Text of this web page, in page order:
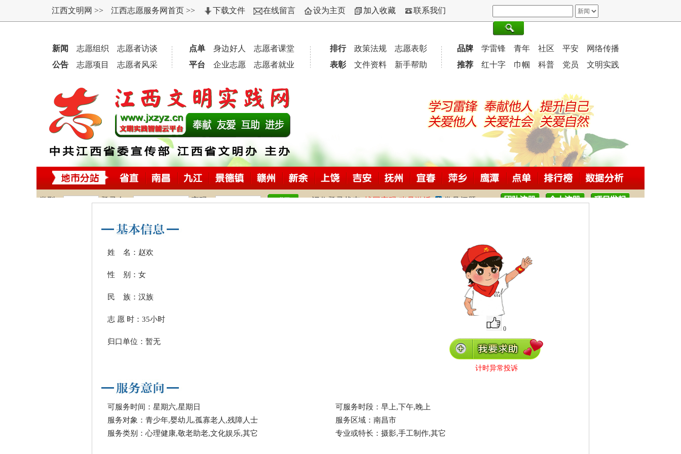
姓 名：赵欢
0
计时异常投诉
性 别：女
民 族：汉族
志 愿 时：35小时
归口单位：暂无
可服务时间：星期六,星期日
可服务时段：早上,下午,晚上
服务对象：青少年,婴幼儿,孤寡老人,残障人士
服务区域：南昌市
服务类别：心理健康,敬老助老,文化娱乐,其它
专业或特长：摄影,手工制作,其它